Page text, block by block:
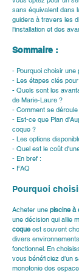
sans équivalent dans
guidera à travers les
l'installation et des
Sommaire :
- Pourquoi choisir une
- Les étapes clés
- Quels sont les
de Marie-Laure ?
- Comment se
- Est-ce que Plan
coque ?
- Les options
- Quel est le coût
- En bref :
- FAQ
Pourquoi
Acheter une piscine à
une décision qui allie
coque est souvent
divers
fonctionnel. En
vous bénéficiez d’un
monotonie des